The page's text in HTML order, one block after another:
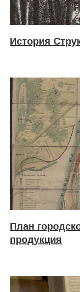
История
План
продукция